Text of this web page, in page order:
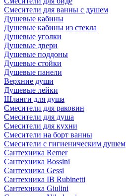
Смесители для ванны с душем
Душевые кабины
Душевые кабины из стекла
Душевые уголки
Душевые двери
Душевые поддоны
Душевые стойки
Душевые панели
Верхние души
Душевые лейки
Шланги для душа
Смесители для раковин
Смесители для душа
Смесители для кухни
Смесители на борт ванны
Смесители с гигиеническим душем
Сантехника Remer
Сантехника Bossini
Сантехника Gessi
Сантехника IB Rubinetti
Сантехника Giulini